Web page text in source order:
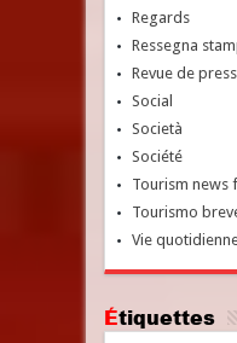
Regards
Ressegna
Revue de
Social
Società
Société
Tourism news
Tourismo
Vie
Étiquettes